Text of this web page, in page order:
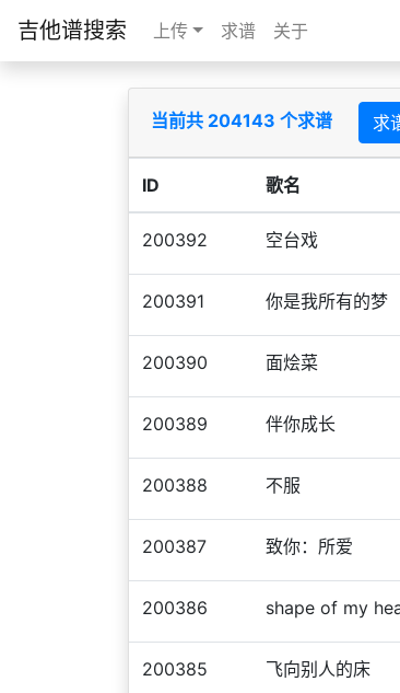
吉他谱搜索 上传 求谱 关于
当前共 204143 个求谱 求
ID 歌名
200392 空台戏
200391 你是我所有的梦
200390 面烩菜
200389 伴你成长
200388 不服
200387 致你：所爱
200386 shape of my
200385 飞向别人的床